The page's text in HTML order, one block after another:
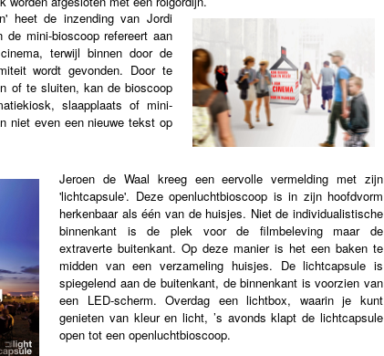
heet de inzending van Jordi
mini-bioscoop refereert aan
terwijl binnen door de
wordt gevonden. Door te
of te sluiten, kan de bioscoop
slaapplaats of mini-
niet even een nieuwe tekst op
Jeroen de Waal kreeg een eervolle vermelding met zijn
'lichtcapsule'. Deze openluchtbioscoop is in zijn hoofdvorm
herkenbaar als één van de huisjes. Niet de individualistische
binnenkant is de plek voor de filmbeleving maar de
extraverte buitenkant. Op deze manier is het een baken te
midden van een verzameling huisjes. De lichtcapsule is
spiegelend aan de buitenkant, de binnenkant is voorzien van
een LED-scherm. Overdag een lichtbox, waarin je kunt
genieten van kleur en licht, ’s avonds klapt de lichtcapsule
open tot een openluchtbioscoop.